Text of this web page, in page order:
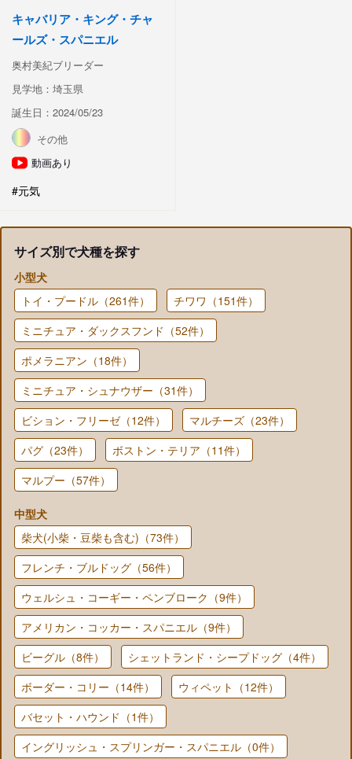
キャバリア・キング・チャ
ールズ・スパニエル
奥村美紀ブリーダー
見学地：埼玉県
誕生日：2024/05/23
その他
動画あり
#元気
サイズ別で犬種を探す
小型犬
トイ・プードル（261件）
チワワ（151件）
ミニチュア・ダックスフンド（52件）
ポメラニアン（18件）
ミニチュア・シュナウザー（31件）
ビション・フリーゼ（12件）
マルチーズ（23件）
パグ（23件）
ボストン・テリア（11件）
マルプー（57件）
中型犬
柴犬(小柴・豆柴も含む)（73件）
フレンチ・ブルドッグ（56件）
ウェルシュ・コーギー・ペンブローク（9件）
アメリカン・コッカー・スパニエル（9件）
ビーグル（8件）
シェットランド・シープドッグ（4件）
ボーダー・コリー（14件）
ウィペット（12件）
バセット・ハウンド（1件）
イングリッシュ・スプリンガー・スパニエル（0件）